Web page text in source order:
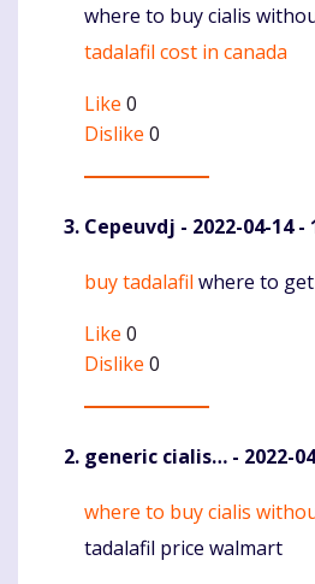
Komentaras
where to buy cialis
tadalafil cost in canada
Like 0
Dislike 0
Cepeuvdj - 2022-04-14 -
Komentaras
buy tadalafil where to
Like 0
Dislike 0
generic cialis… - 2022-
Komentaras
where to buy cialis
tadalafil price walmart